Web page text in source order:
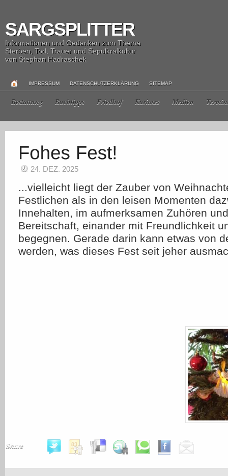
SARGSPLITTER
Informationen und Gedanken zum Thema
Sterben, Tod, Trauer und Sepulkralkultur
von Stephan Hadraschek
IMPRESSUM DATENSCHUTZERKLÄRUNG SITEMAP
Bestattung Buchtipps Friedhof Kurioses Medien
24. DEZ. 2025
...vielleicht liegt der Zauber von
Festlichen als in den leisen Momenten
Innehalten, im aufmerksamen Zuhören
Bereitschaft, einander mit Freundlichkeit
begegnen. Gerade darin kann etwas von
werden, was dieses Fest seit jeher
Share